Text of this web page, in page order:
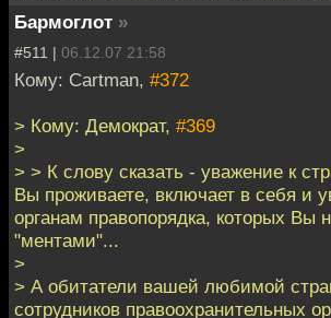
Бармоглот »
#511 | 06.12.07 21:58
Кому: Cartman, #372
> Кому: Демократ, #369
>
> > К слову сказать - уважение к
Вы проживаете, включает в себя и
органам правопорядка, которых Вы
"ментами"...
>
> А обитатели вашей любимой
сотрудников правоохранительных